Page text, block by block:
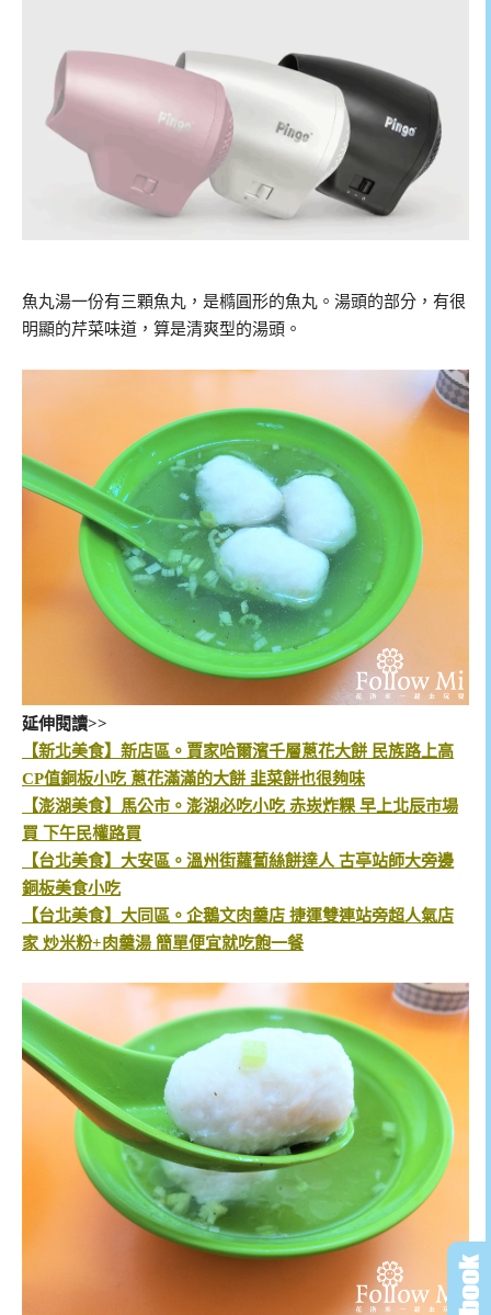
魚丸湯一份有三顆魚丸，是橢圓形的魚丸。湯頭的部分，有很
明顯的芹菜味道，算是清爽型的湯頭。
延伸閱讀>>
【新北美食】新店區。賈家哈爾濱千層蔥花大餅 民族路上高
CP值銅板小吃 蔥花滿滿的大餅 韭菜餅也很夠味
【澎湖美食】馬公市。澎湖必吃小吃 赤崁炸粿 早上北辰市場
買 下午民權路買
【台北美食】大安區。溫州街蘿蔔絲餅達人 古亭站師大旁邊
銅板美食小吃
【台北美食】大同區。企鵝文肉羹店 捷運雙連站旁超人氣店
家 炒米粉+肉羹湯 簡單便宜就吃飽一餐